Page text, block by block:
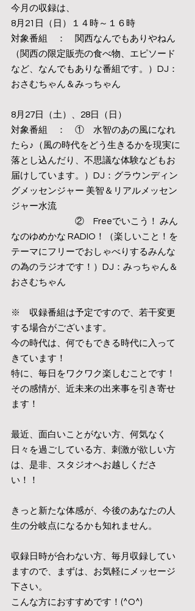
今月の収録は、
8月21日（日）１４時～１６時
対象番組　：　関西なんでもありやねん
（関西の限定販売の食べ物、エピソード
など、なんでもありな番組です。）DJ：
おさむちゃん＆みっちゃん
8月27日（土）、28日（日）
対象番組　：　①　水智のあの風になれ
たら♪（風の時代をどう生きるかを現実に
落とし込んだり、不思議な体験などもお
届けしています。）DJ：グラウンディン
グメッセンジャー 美智＆リアルメッセン
ジャー水流
②　Freeでいこう！ みん
なのゆめかな RADIO！（楽しいこと！を
テーマにフリーでおしゃべりするみんな
の為のラジオです！）DJ：みっちゃん＆
おさむちゃん
※　収録番組は予定ですので、若干変更
する場合がございます。
今の時代は、何でもできる時代に入って
きています！
特に、毎日をワクワク楽しむことです！
その感情が、近未来の出来事を引き寄せ
ます！
最近、面白いことがない方、何気なく
日々を過ごしている方、刺激が欲しい方
は、是非、スタジオへお越しくださ
い！！
きっと新たな体感が、今後のあなたの人
生の分岐点になるかも知れません。
収録日時が合わない方、毎月収録してい
ますので、まずは、お気軽にメッセージ
下さい。
こんな方におすすめです！(^O^)